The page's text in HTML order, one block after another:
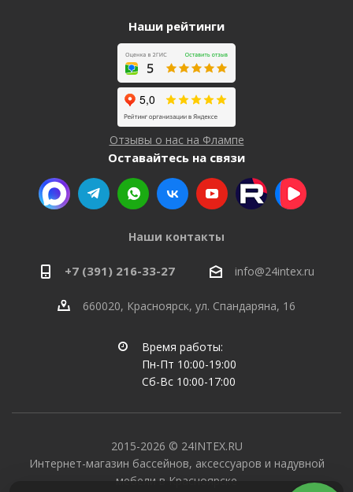
Наши рейтинги
Отзывы о нас на Флампе
Оставайтесь на связи
Наши контакты
+7 (391) 216-33-27 info@24intex.ru
660020, Красноярск, ул. Спандаряна, 16
Время работы:
Пн-Пт 10:00-19:00
Сб-Вс 10:00-17:00
2015-2026 © 24INTEX.RU
Интернет-магазин бассейнов, аксессуаров и надувной
мебели в Красноярске